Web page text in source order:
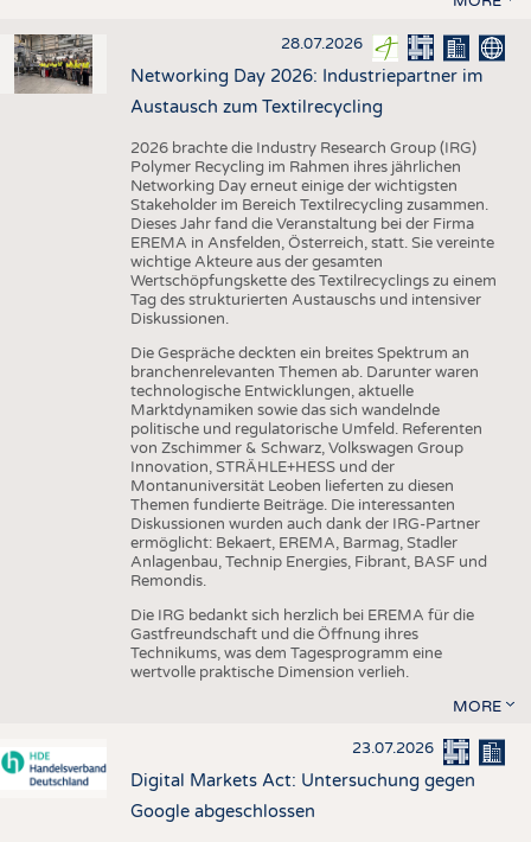
28.07.2026
Networking Day 2026: Industriepartner im
Austausch zum Textilrecycling
2026 brachte die Industry Research Group (IRG)
Polymer Recycling im Rahmen ihres jährlichen
Networking Day erneut einige der wichtigsten
Stakeholder im Bereich Textilrecycling zusammen.
Dieses Jahr fand die Veranstaltung bei der Firma
EREMA in Ansfelden, Österreich, statt. Sie vereinte
wichtige Akteure aus der gesamten
Wertschöpfungskette des Textilrecyclings zu einem
Tag des strukturierten Austauschs und intensiver
Diskussionen.
Die Gespräche deckten ein breites Spektrum an
branchenrelevanten Themen ab. Darunter waren
technologische Entwicklungen, aktuelle
Marktdynamiken sowie das sich wandelnde
politische und regulatorische Umfeld. Referenten
von Zschimmer & Schwarz, Volkswagen Group
Innovation, STRÄHLE+HESS und der
Montanuniversität Leoben lieferten zu diesen
Themen fundierte Beiträge. Die interessanten
Diskussionen wurden auch dank der IRG-Partner
ermöglicht: Bekaert, EREMA, Barmag, Stadler
Anlagenbau, Technip Energies, Fibrant, BASF und
Remondis.
Die IRG bedankt sich herzlich bei EREMA für die
Gastfreundschaft und die Öffnung ihres
Technikums, was dem Tagesprogramm eine
wertvolle praktische Dimension verlieh.
MORE
23.07.2026
Digital Markets Act: Untersuchung gegen
Google abgeschlossen